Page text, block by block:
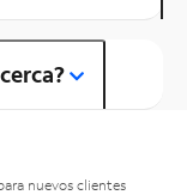
nuevos clientes